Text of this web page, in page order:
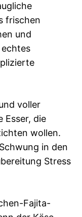
frischen
und
voller
Esser, die
wollen.
in den
Stress
Fajita-